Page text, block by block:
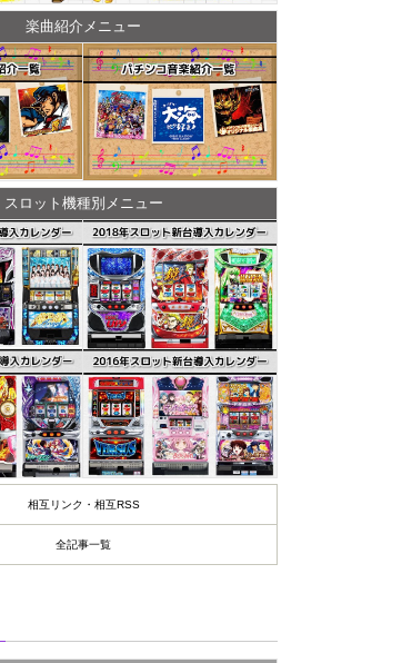
楽曲紹介メニュー
スロット機種別メニュー
相互リンク・相互RSS
全記事一覧